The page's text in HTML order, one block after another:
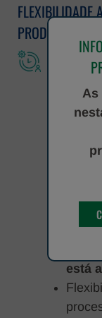
As
FLEXIBILIDADE
PRODUTIVIDADE
está